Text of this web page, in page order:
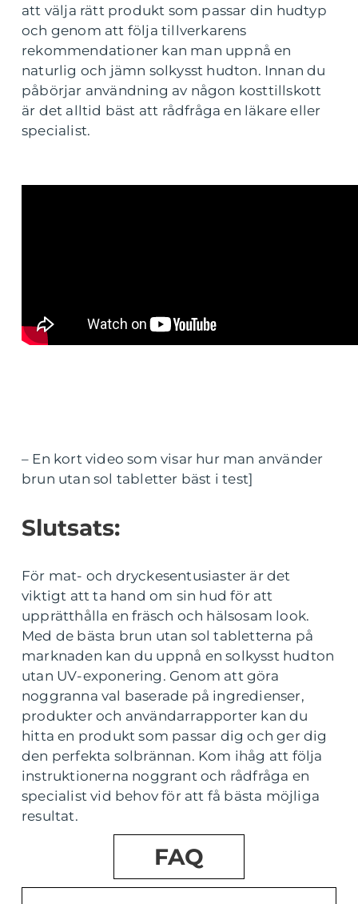
att välja rätt produkt som passar din hudtyp
och genom att följa tillverkarens
rekommendationer kan man uppnå en
naturlig och jämn solkysst hudton. Innan du
påbörjar användning av någon kosttillskott
är det alltid bäst att rådfråga en läkare eller
specialist.
– En kort video som visar hur man använder
brun utan sol tabletter bäst i test]
Slutsats:
För mat- och dryckesentusiaster är det
viktigt att ta hand om sin hud för att
upprätthålla en fräsch och hälsosam look.
Med de bästa brun utan sol tabletterna på
marknaden kan du uppnå en solkysst hudton
utan UV-exponering. Genom att göra
noggranna val baserade på ingredienser,
produkter och användarrapporter kan du
hitta en produkt som passar dig och ger dig
den perfekta solbrännan. Kom ihåg att följa
instruktionerna noggrant och rådfråga en
specialist vid behov för att få bästa möjliga
resultat.
FAQ